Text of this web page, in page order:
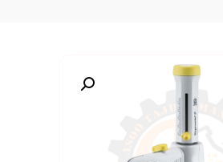
بزرگنمایی تصویر